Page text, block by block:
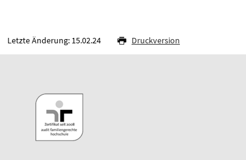
Letzte Änderung: 15.02.24 Druckversion